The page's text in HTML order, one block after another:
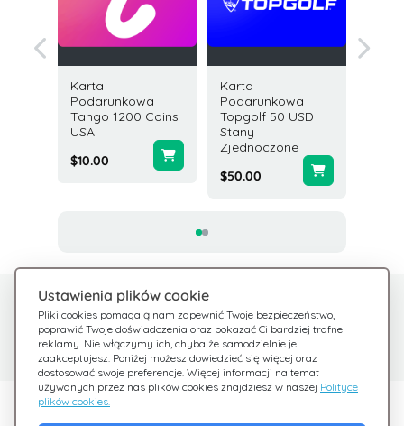
Karta
Podarunkowa
Tango 1200 Coins
USA
$10.00
Karta
Podarunkowa
Topgolf 50 USD
Stany
Zjednoczone
$50.00
Ustawienia plików cookie
Pliki cookies pomagają nam zapewnić Twoje bezpieczeństwo,
poprawić Twoje doświadczenia oraz pokazać Ci bardziej trafne
reklamy. Nie włączymy ich, chyba że samodzielnie je
zaakceptujesz. Poniżej możesz dowiedzieć się więcej oraz
dostosować swoje preferencje. Więcej informacji na temat
używanych przez nas plików cookies znajdziesz w naszej Polityce
plików cookies.
Potrzebujesz pomocy?
Jesteśmy tu dla Ciebie
Centrum pomocy
Sprawdź nasze FAQ
Odkryj Giftsy